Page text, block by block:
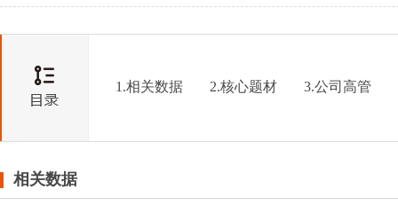
1.相关数据 2.核心题材 3.公司高管
相关数据